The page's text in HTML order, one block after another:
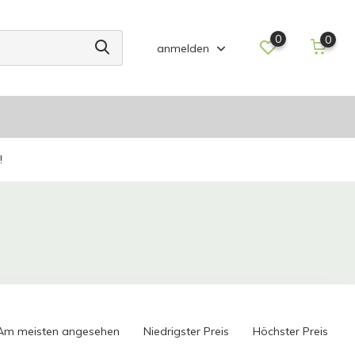
anmelden
0 0
meisten angesehen Niedrigster Preis Höchster Preis